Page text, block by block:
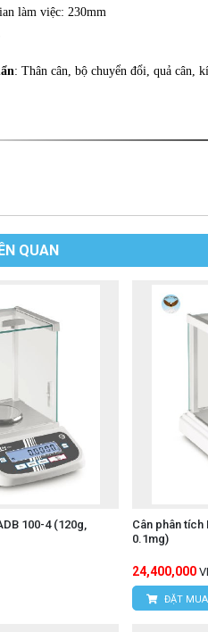
làm việc: 230mm
: Thân cân, bộ chuyển đổi, quả cân,
QUAN
100-4 (120g,
Cân phân tích
0.1mg)
24,400,000
ĐẶT MUA